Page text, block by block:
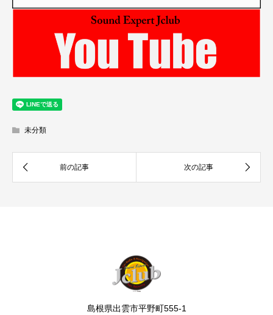
未分類
島根県出雲市平野町555-1